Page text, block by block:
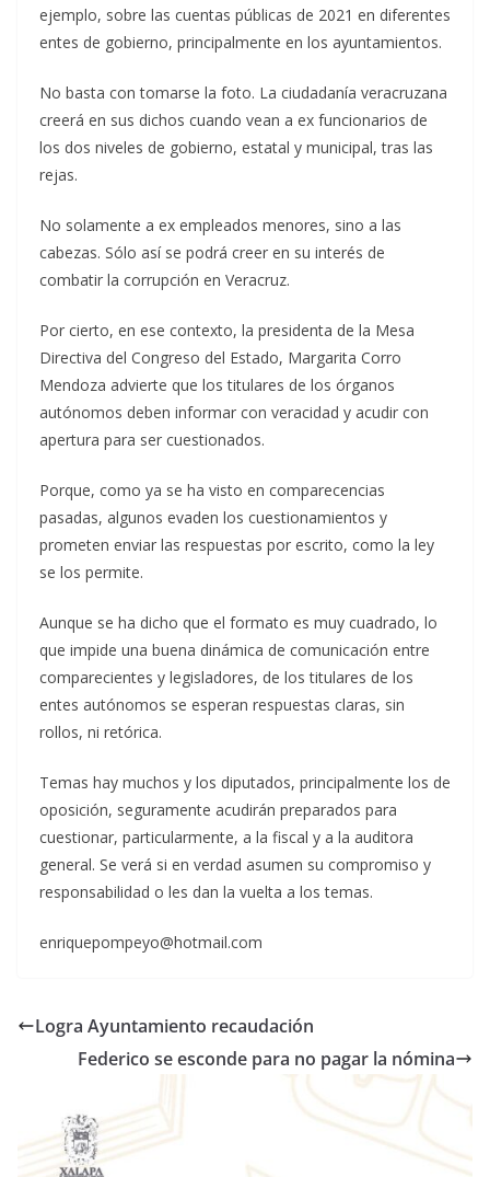
ejemplo, sobre las cuentas públicas de 2021 en diferentes
entes de gobierno, principalmente en los ayuntamientos.
No basta con tomarse la foto. La ciudadanía veracruzana
creerá en sus dichos cuando vean a ex funcionarios de
los dos niveles de gobierno, estatal y municipal, tras las
rejas.
No solamente a ex empleados menores, sino a las
cabezas. Sólo así se podrá creer en su interés de
combatir la corrupción en Veracruz.
Por cierto, en ese contexto, la presidenta de la Mesa
Directiva del Congreso del Estado, Margarita Corro
Mendoza advierte que los titulares de los órganos
autónomos deben informar con veracidad y acudir con
apertura para ser cuestionados.
Porque, como ya se ha visto en comparecencias
pasadas, algunos evaden los cuestionamientos y
prometen enviar las respuestas por escrito, como la ley
se los permite.
Aunque se ha dicho que el formato es muy cuadrado, lo
que impide una buena dinámica de comunicación entre
comparecientes y legisladores, de los titulares de los
entes autónomos se esperan respuestas claras, sin
rollos, ni retórica.
Temas hay muchos y los diputados, principalmente los de
oposición, seguramente acudirán preparados para
cuestionar, particularmente, a la fiscal y a la auditora
general. Se verá si en verdad asumen su compromiso y
responsabilidad o les dan la vuelta a los temas.
enriquepompeyo@hotmail.com
Logra Ayuntamiento recaudación
Federico se esconde para no pagar la nómina